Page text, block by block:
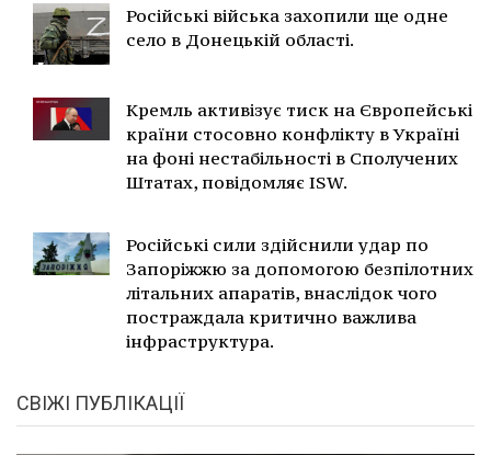
Російські війська захопили ще одне
село в Донецькій області.
Кремль активізує тиск на Європейські
країни стосовно конфлікту в Україні
на фоні нестабільності в Сполучених
Штатах, повідомляє ISW.
Російські сили здійснили удар по
Запоріжжю за допомогою безпілотних
літальних апаратів, внаслідок чого
постраждала критично важлива
інфраструктура.
СВІЖІ ПУБЛІКАЦІЇ